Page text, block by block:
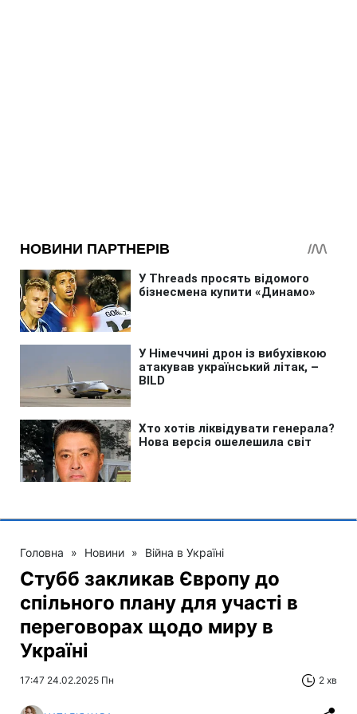
Головна » Новини » Війна в Україні
Стубб закликав Європу до
спільного плану для участі в
переговорах щодо миру в
Україні
17:47 24.02.2025 Пн 2 хв